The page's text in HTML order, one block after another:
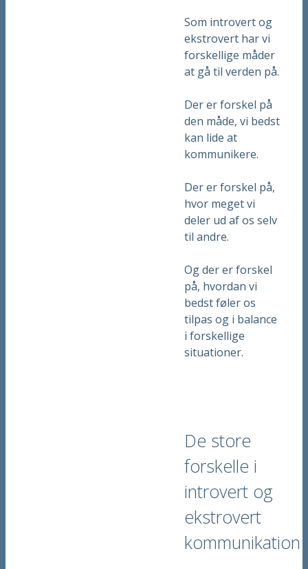
Som introvert og
ekstrovert har vi
forskellige måder
at gå til verden på.
Der er forskel på
den måde, vi bedst
kan lide at
kommunikere.
Der er forskel på,
hvor meget vi
deler ud af os selv
til andre.
Og der er forskel
på, hvordan vi
bedst føler os
tilpas og i balance
i forskellige
situationer.
De store
forskelle i
introvert og
ekstrovert
kommunikation